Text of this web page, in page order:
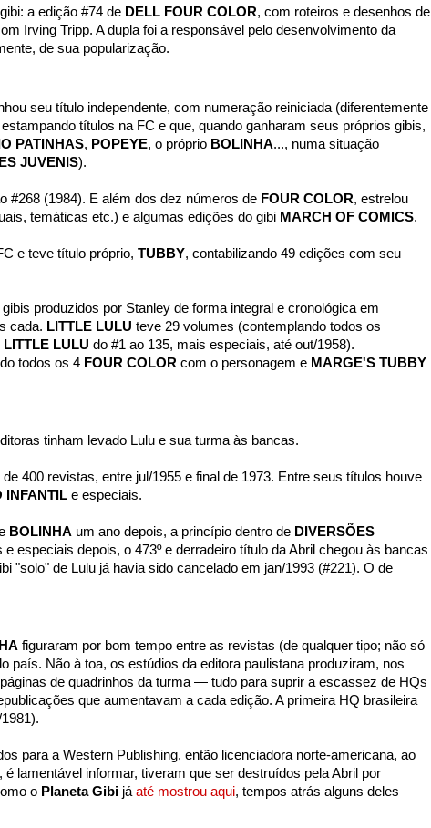
a edição #74 de DELL FOUR COLOR, com roteiros e desenhos de
Irving Tripp. A dupla foi a responsável pelo desenvolvimento da
de sua popularização.
seu título independente, com numeração reiniciada (diferentemente
títulos na FC e que, quando ganharam seus próprios gibis,
PATINHAS, POPEYE, o próprio BOLINHA..., numa situação
JUVENIS).
#268 (1984). E além dos dez números de FOUR COLOR, estrelou
temáticas etc.) e algumas edições do gibi MARCH OF COMICS.
e teve título próprio, TUBBY, contabilizando 49 edições com seu
produzidos por Stanley de forma integral e cronológica em
cada. LITTLE LULU teve 29 volumes (contemplando todos os
LITTLE LULU do #1 ao 135, mais especiais, até out/1958).
todos os 4 FOUR COLOR com o personagem e MARGE'S TUBBY
tinham levado Lulu e sua turma às bancas.
400 revistas, entre jul/1955 e final de 1973. Entre seus títulos houve
INFANTILe especiais.
BOLINHA um ano depois, a princípio dentro de DIVERSÕES
especiais depois, o 473º e derradeiro título da Abril chegou às bancas
"solo" de Lulu já havia sido cancelado em jan/1993 (#221). O de
figuraram por bom tempo entre as revistas (de qualquer tipo; não só
país. Não à toa, os estúdios da editora paulistana produziram, nos
de quadrinhos da turma — tudo para suprir a escassez de HQs
que aumentavam a cada edição. A primeira HQ brasileira
para a Western Publishing, então licenciadora norte-americana, ao
lamentável informar, tiveram que ser destruídos pela Abril por
o Planeta Gibijá até mostrou aqui, tempos atrás alguns deles